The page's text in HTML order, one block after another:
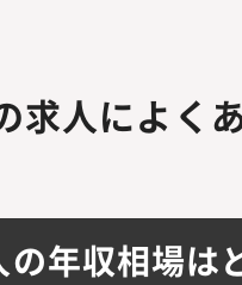
求人によく
の年収相場は